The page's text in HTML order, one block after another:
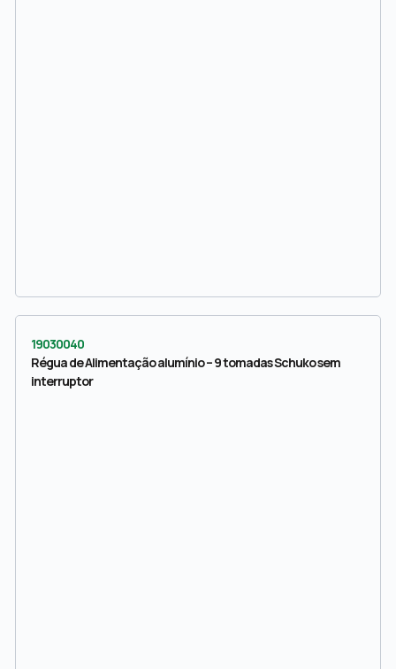
19030040
Régua de Alimentação alumínio – 9 tomadas Schuko sem
interruptor